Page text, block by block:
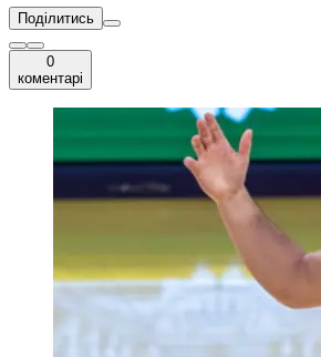
Поділитись
0
коментарі